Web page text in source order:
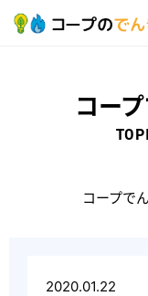
コー
コープで
2020.01.22